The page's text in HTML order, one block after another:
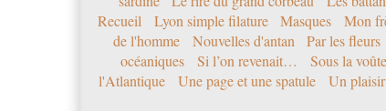
Recueil
Lyon simple filature Masques Mon
de l'homme
Nouvelles d'antan Par les fleurs
océaniques
Si l’on revenait… Sous la
l'Atlantique
Une page et une spatule Un